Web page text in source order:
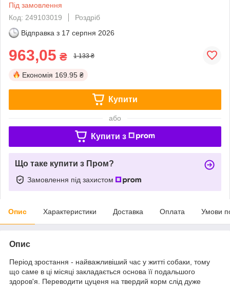
Під замовлення
Код: 249103019
Роздріб
Відправка з 17 серпня 2026
963,05 ₴ 1 133 ₴
Економія 169.95 ₴
Купити
або
Купити з
Що таке купити з Пром?
Замовлення під захистом
Опис Характеристики Доставка Оплата Умови
Опис
Період зростання - найважливіший час у житті собаки, тому
що саме в ці місяці закладається основа її подальшого
здоров'я. Переводити цуценя на твердий корм слід дуже